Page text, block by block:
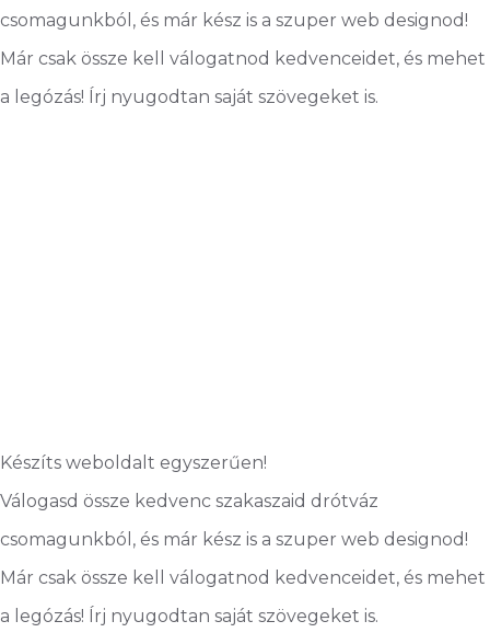
csomagunkból, és már kész is a szuper web designod!
Már csak össze kell válogatnod kedvenceidet, és mehet
a legózás! Írj nyugodtan saját szövegeket is.
Készíts weboldalt egyszerűen!
Válogasd össze kedvenc szakaszaid drótváz
csomagunkból, és már kész is a szuper web designod!
Már csak össze kell válogatnod kedvenceidet, és mehet
a legózás! Írj nyugodtan saját szövegeket is.